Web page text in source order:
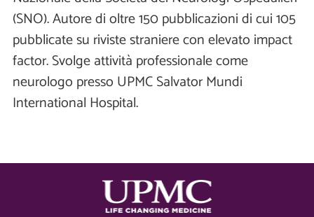
(SNO). Autore di oltre 150 pubblicazioni di cui 105
pubblicate su riviste straniere con elevato impact
factor. Svolge attività professionale come
neurologo presso UPMC Salvator Mundi
International Hospital.